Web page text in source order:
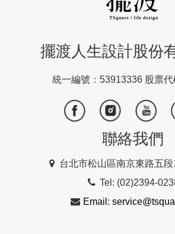
擺渡人生設計股份
統一編號：53913336 股票
聯絡我們
台北市松山區南京東路五
Tel: (02)2394-
Email: